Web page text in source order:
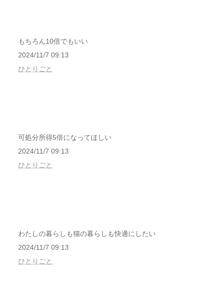
もちろん10倍でもいい
2024/11/7 09:13
ひとりごと
可処分所得5倍になってほしい
2024/11/7 09:13
ひとりごと
わたしの暮らしも猫の暮らしも快適にしたい
2024/11/7 09:13
ひとりごと